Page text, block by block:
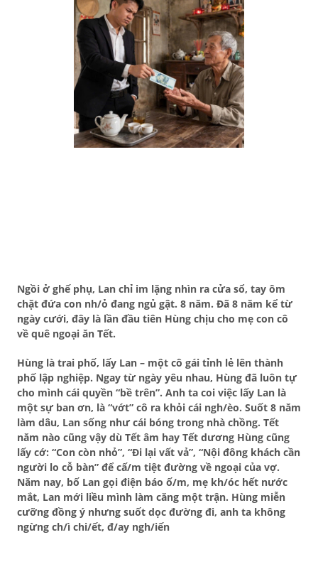
Ngồi ở ghế phụ, Lan chỉ im lặng nhìn ra cửa sổ, tay ôm
chặt đứa con nh/ỏ đang ngủ gật. 8 năm. Đã 8 năm kể từ
ngày cưới, đây là lần đầu tiên Hùng chịu cho mẹ con cô
về quê ngoại ăn Tết.
Hùng là trai phố, lấy Lan – một cô gái tỉnh lẻ lên thành
phố lập nghiệp. Ngay từ ngày yêu nhau, Hùng đã luôn tự
cho mình cái quyền “bề trên”. Anh ta coi việc lấy Lan là
một sự ban ơn, là “vớt” cô ra khỏi cái ngh/èo. Suốt 8 năm
làm dâu, Lan sống như cái bóng trong nhà chồng. Tết
năm nào cũng vậy dù Tết âm hay Tết dương Hùng cũng
lấy cớ: “Con còn nhỏ”, “Đi lại vất vả”, “Nội đông khách cần
người lo cỗ bàn” để cấ/m tiệt đường về ngoại của vợ.
Năm nay, bố Lan gọi điện báo ố/m, mẹ kh/óc hết nước
mắt, Lan mới liều mình làm căng một trận. Hùng miễn
cưỡng đồng ý nhưng suốt dọc đường đi, anh ta không
ngừng ch/ì chi/ết, đ/ay ngh/iến